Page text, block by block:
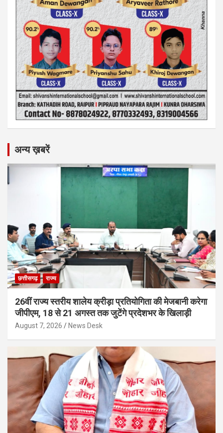
अन्य ख़बरें
छत्तीसगढ़ राज्य
26वीं राज्य स्तरीय शालेय क्रीड़ा प्रतियोगिता की मेजबानी करेगा
जीपीएम, 18 से 21 अगस्त तक जुटेंगे प्रदेशभर के खिलाड़ी
August 7, 2026 News Desk